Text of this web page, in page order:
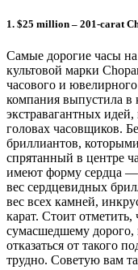
1. $25 million – 201-carat
Самые дорогие часы
культовой марки
часового и
компания выпустила
экстравагантных
головах часовщиков.
бриллиантов,
спрятанный в центре
имеют форму сердца —
вес сердцевидных
вес всех камней,
карат. Стоит отметить,
сумасшедшему
отказаться от такого
трудно. Советую вам